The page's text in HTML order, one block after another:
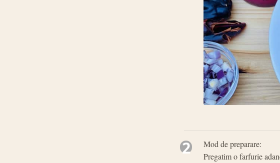
2
Mod de preparare:
Pregatim o farfurie